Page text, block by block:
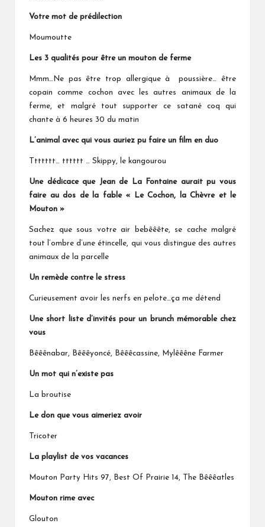
Votre mot de prédilection
Moumoutte
Les 3 qualités pour être un mouton de ferme
Mmm…Ne pas être trop allergique à poussière… être
copain comme cochon avec les autres animaux de la
ferme, et malgré tout supporter ce satané coq qui
chante à 6 heures 30 du matin
L’animal avec qui vous auriez pu faire un film en duo
Ttttttt… tttttt … Skippy, le kangourou
Une dédicace que Jean de La Fontaine aurait pu vous
faire au dos de la fable « Le Cochon, la Chèvre et le
Mouton »
Sachez que sous votre air bebêêête, se cache malgré
tout l’ombre d’une étincelle, qui vous distingue des autres
animaux de la parcelle
Un remède contre le stress
Curieusement avoir les nerfs en pelote…ça me détend
Une short liste d’invités pour un brunch mémorable chez
vous
Bêêênabar, Bêêêyoncé, Bêêêcassine, Mylêêêne Farmer
Un mot qui n’existe pas
La broutise
Le don que vous aimeriez avoir
Tricoter
La playlist de vos vacances
Mouton Party Hits 97, Best Of Prairie 14, The Bêêêatles
Mouton rime avec
Glouton